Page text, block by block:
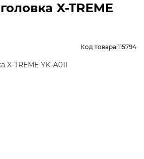
X-TREME
Код товара:115794